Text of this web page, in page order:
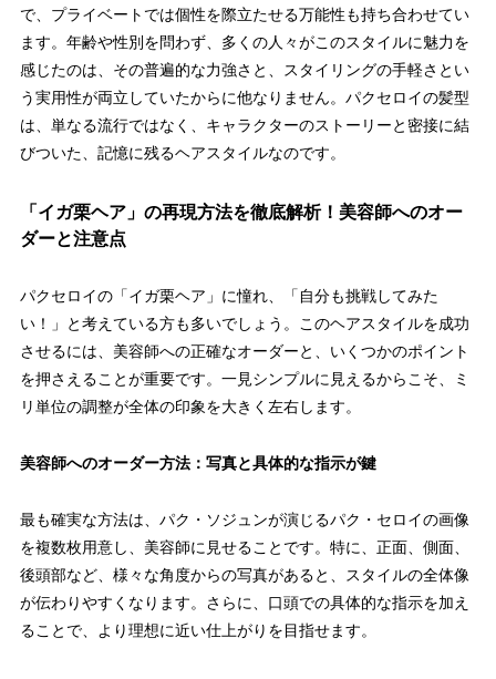
で、プライベートでは個性を際立たせる万能性も持ち合わせてい
ます。年齢や性別を問わず、多くの人々がこのスタイルに魅力を
感じたのは、その普遍的な力強さ と、スタイリングの手軽さとい
う実用性が両立していたからに他なりません。パクセロイの髪型
は、単なる流行ではなく、キャラクターのストーリーと密接に結
びついた、記憶に残るヘアスタイルなのです。
「イガ栗ヘア」の再現方法を徹底解析！美容師へのオー
ダーと注意点
パクセロイの「イガ栗ヘア」に憧れ、「自分も挑戦してみた
い！」と考えている方も多いでしょう。このヘアスタイルを成功
させるには、美容師への正確なオーダーと、いくつかのポイント
を押さえることが重要です。一見シンプルに見えるからこそ、ミ
リ単位の調整が全体の印象を大きく左右します。
美容師へのオーダー方法：写真と具体的な指示が鍵
最も確実な方法は、パク・ソジュンが演じるパク・セロイの画像
を複数枚用意し、美容師に見せることです。特に、正面、側面、
後頭部など、様々な角度からの写真があると、スタイルの全体像
が伝わりやすくなります。さらに、口頭での具体的な指示を加え
ることで、より理想に近い仕上がりを目指せます。